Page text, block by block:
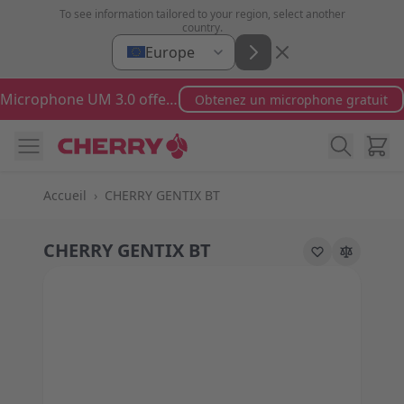
Aller au contenuTo see information tailored to your region, select another
country.
Europe
Microphone UM 3.0 offert pour toute commande supérieure à 100 € Obtenez un microphone gratuit
Cart
Accueil › CHERRY GENTIX BT
CHERRY GENTIX BT